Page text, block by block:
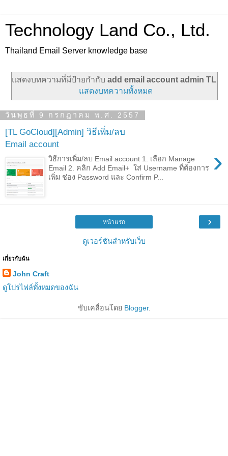
Technology Land Co., Ltd.
Thailand Email Server knowledge base
แสดงบทความที่มีป้ายกำกับ add email account admin TL
แสดงบทความทั้งหมด
วันพุธที่ 9 กรกฎาคม พ.ศ. 2557
[TL GoCloud][Admin] วิธีเพิ่ม/ลบ
Email account
›
วิธีการเพิ่ม/ลบ Email account 1. เลือก Manage
Email 2. คลิก Add Email+ ใส่ Username ที่ต้องการ
เพิ่ม ช่อง Password และ Confirm P...
›
หน้าแรก
ดูเวอร์ชันสำหรับเว็บ
เกี่ยวกับฉัน
John Craft
ดูโปรไฟล์ทั้งหมดของฉัน
ขับเคลื่อนโดย Blogger.